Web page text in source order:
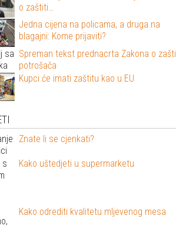
o zaštiti…
Jedna cijena na policama, a druga na
blagajni: Kome prijaviti?
Spreman tekst prednacrta Zakona o
potrošača
Kupci će imati zaštitu kao u EU
Znate li se cjenkati?
Kako uštedjeti u supermarketu
Kako odrediti kvalitetu mljevenog mesa